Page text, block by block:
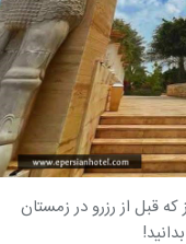
طول است.
است.
ساحلی کیش، ۵ راز که قبل از رزرو در زمستان